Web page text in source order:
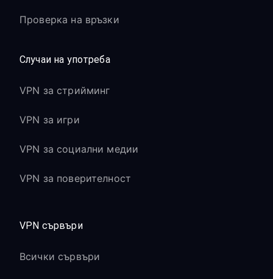
Проверка на връзки
Случаи на употреба
VPN за стрийминг
VPN за игри
VPN за социални медии
VPN за поверителност
VPN сървъри
Всички сървъри